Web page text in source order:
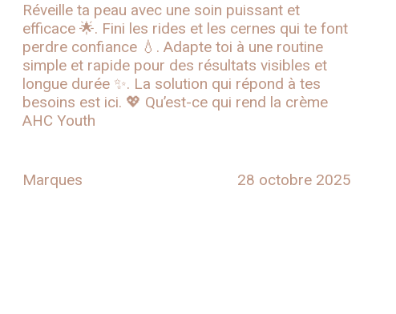
Réveille ta peau avec une soin puissant et
efficace 🌟. Fini les rides et les cernes qui te font
perdre confiance 💧. Adapte toi à une routine
simple et rapide pour des résultats visibles et
longue durée ✨. La solution qui répond à tes
besoins est ici. 💖 Qu’est-ce qui rend la crème
AHC Youth
Marques 28 octobre 2025